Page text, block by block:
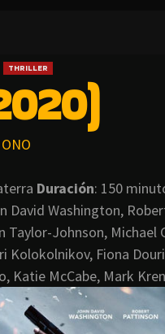
THRILLER
Duración: 150
David Washington,
Johnson, Michael
Kolokolnikov, Fiona
Katie McCabe, Mark